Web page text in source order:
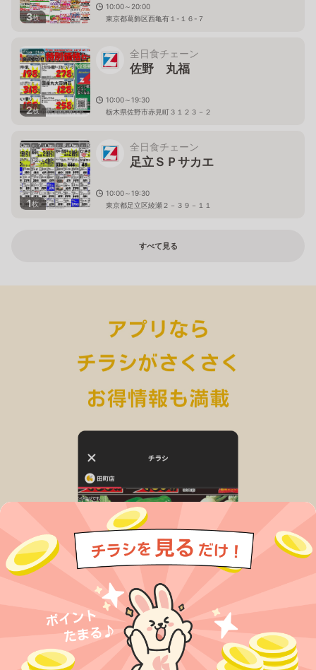
3枚
10:00～20:00
東京都葛飾区西亀有１-１６-７
2枚
全日食チェーン
佐野 丸福
10:00～19:30
栃木県佐野市赤見町３１２３－２
1枚
全日食チェーン
足立ＳＰサカエ
10:00～19:30
東京都足立区綾瀬２－３９－１１
すべて見る